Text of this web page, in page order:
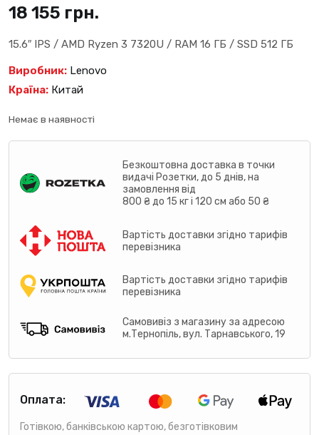
18 155 грн.
15.6″ IPS / AMD Ryzen 3 7320U / RAM 16 ГБ / SSD 512 ГБ
Виробник: Lenovo
Країна: Китай
Немає в наявності
Безкоштовна доставка в точки
видачі Розетки, до 5 днів, на
замовлення від
800 ₴ до 15 кг і 120 см або 50 ₴
Вартість доставки згідно тарифів
перевізника
Вартість доставки згідно тарифів
перевізника
Самовивіз з магазину за адресою
м.Тернопіль, вул. Тарнавського, 19
Оплата:
Готівкою, банківською картою, безготівковим